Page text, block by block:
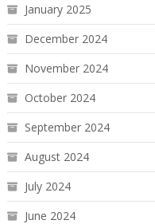
January 2025
December 2024
November 2024
October 2024
September 2024
August 2024
July 2024
June 2024